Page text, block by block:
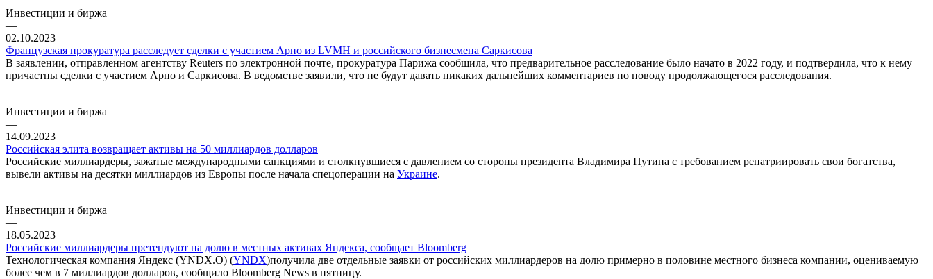
Инвестиции и биржа
—
02.10.2023
Французская прокуратура расследует сделки с участием Арно из LVMH и российского бизнесмена Саркисова
В заявлении, отправленном агентству Reuters по электронной почте, прокуратура Парижа сообщила, что предварительное расследование было начато в 2022 году, и подтвердила, что к нему
причастны сделки с участием Арно и Саркисова. В ведомстве заявили, что не будут давать никаких дальнейших комментариев по поводу продолжающегося расследования.
Инвестиции и биржа
—
14.09.2023
Российская элита возвращает активы на 50 миллиардов долларов
Российские миллиардеры, зажатые международными санкциями и столкнувшиеся с давлением со стороны президента Владимира Путина с требованием репатриировать свои богатства,
вывели активы на десятки миллиардов из Европы после начала спецоперации на Украине.
Инвестиции и биржа
—
18.05.2023
Российские миллиардеры претендуют на долю в местных активах Яндекса, сообщает Bloomberg
Технологическая компания Яндекс (YNDX.O) (YNDX)получила две отдельные заявки от российских миллиардеров на долю примерно в половине местного бизнеса компании, оцениваемую
более чем в 7 миллиардов долларов, сообщило Bloomberg News в пятницу.